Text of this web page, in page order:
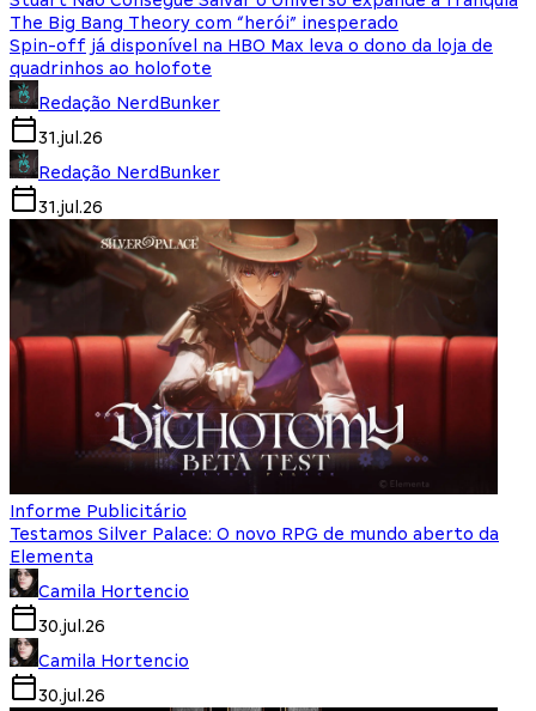
The Big Bang Theory com “herói” inesperado
Spin-off já disponível na HBO Max leva o dono da loja de
quadrinhos ao holofote
Redação NerdBunker
31.jul.26
Redação NerdBunker
31.jul.26
Informe Publicitário
Testamos Silver Palace: O novo RPG de mundo aberto da
Elementa
Camila Hortencio
30.jul.26
Camila Hortencio
30.jul.26